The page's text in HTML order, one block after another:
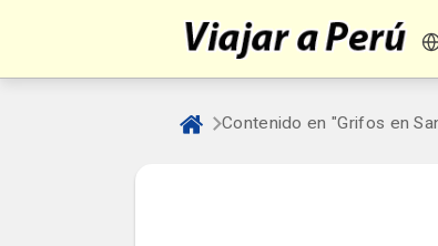
Contenido en "Grifos en